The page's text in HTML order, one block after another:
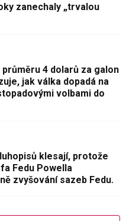
zanechaly „trvalou
průměru 4 dolarů za galon
jak válka dopadá na
volbami do
klesají, protože
Fedu Powella
zvyšování sazeb Fedu.